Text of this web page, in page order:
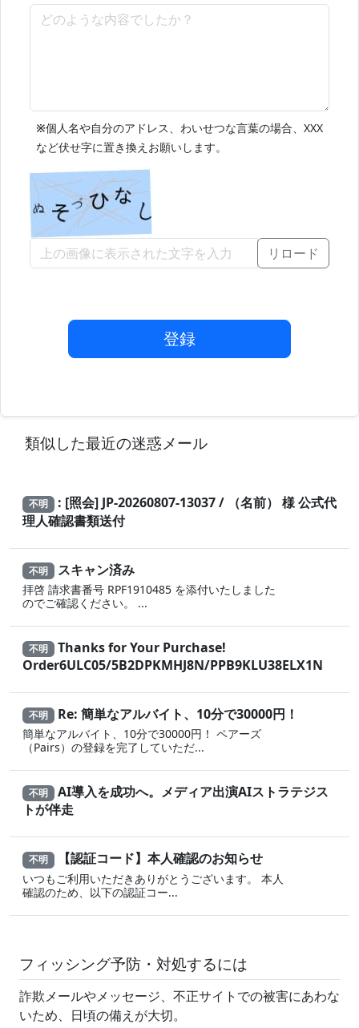
※個人名や自分のアドレス、わいせつな言葉の場合、XXX
など伏せ字に置き換えお願いします。
リロード
登録
類似した最近の迷惑メール
不明 : [照会] JP-20260807-13037 / （名前） 様 公式代
理人確認書類送付
不明 スキャン済み
拝啓 請求書番号 RPF1910485 を添付いたしました
のでご確認ください。 ...
不明 Thanks for Your Purchase!
Order6ULC05/5B2DPKMHJ8N/PPB9KLU38ELX1N
不明 Re: 簡単なアルバイト、10分で30000円！
簡単なアルバイト、10分で30000円！ ペアーズ
（Pairs）の登録を完了していただ...
不明 AI導入を成功へ。メディア出演AIストラテジス
トが伴走
不明 【認証コード】本人確認のお知らせ
いつもご利用いただきありがとうございます。 本人
確認のため、以下の認証コー...
フィッシング予防・対処するには
詐欺メールやメッセージ、不正サイトでの被害にあわな
いため、日頃の備えが大切。